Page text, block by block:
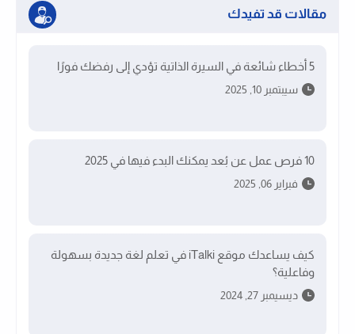
مقالات قد تفيدك
5 أخطاء شائعة في السيرة الذاتية تؤدي إلى رفضك فورًا
سيبتمبر 10, 2025
10 فرص عمل عن بُعد يمكنك البدء فيها في 2025
فبراير 06, 2025
كيف يساعدك موقع iTalki في تعلم لغة جديدة بسهولة
وفاعلية؟
ديسيمبر 27, 2024